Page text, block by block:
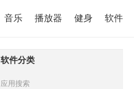
软件
健身
播放器
音乐
软件分类
应用搜索